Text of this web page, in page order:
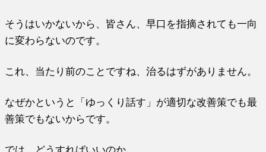
そうはいかないから、皆さん、早口を指摘されても一向
に変わらないのです。
これ、当たり前のことですね、治るはずがありません。
なぜかというと「ゆっくり話す」が適切な改善策でも最
善策でもないからです。
では、どうすればいいのか。